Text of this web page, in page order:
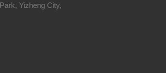
Yizheng City,